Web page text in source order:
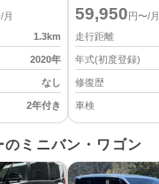
月
1.3km
2020年
なし
2年付き
59,950円〜/月
走行距離
年式(初度登録)
修復歴
車検
のミニバン・ワゴン